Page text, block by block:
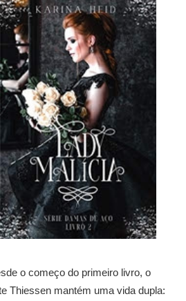
o começo do primeiro livro, o
Thiessen mantém uma vida dupla: